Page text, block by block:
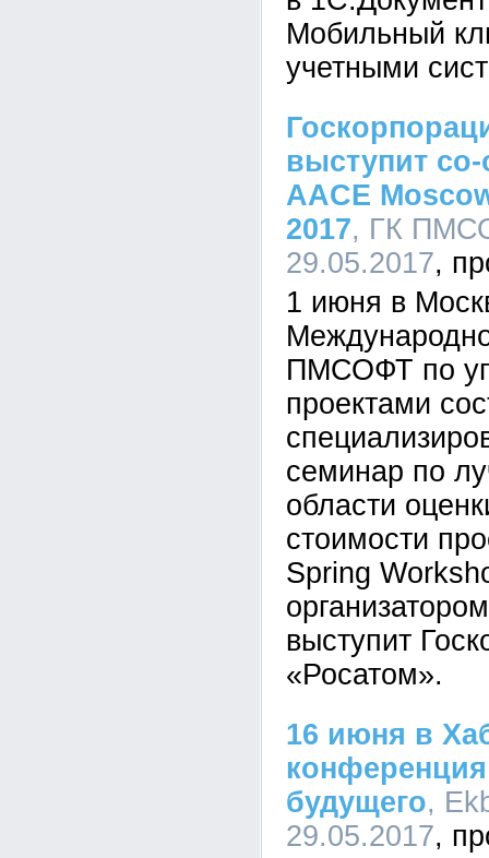
Мобильный
учетными
выступит
AACE
2017, ГК
29.05.2017
1 июня в
ПМСОФТ по
проектами
семинар по
области
стоимости
Spring
выступит
«Росатом».
16 июня в
будущего,
29.05.2017